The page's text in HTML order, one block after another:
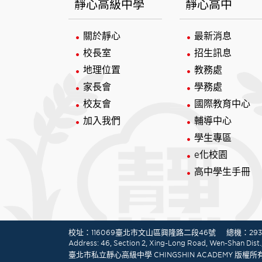
靜心高級中學
關於靜心
校長室
地理位置
家長會
校友會
加入我們
靜心高中
最新消息
招生訊息
教務處
學務處
國際教育中心
輔導中心
學生專區
e化校園
高中學生手冊
校址：116069臺北市文山區興隆路二段46號 總機：
Address: 46, Section 2, Xing-Long Road, Wen-Shan
臺北市私立靜心高級中學 CHINGSHIN ACADEMY 版權